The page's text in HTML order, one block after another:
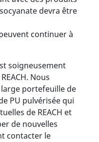
devra être
continuer à
soigneusement
Nous
portefeuille de
PU pulvérisée qui
de REACH et
de nouvelles
contacter le